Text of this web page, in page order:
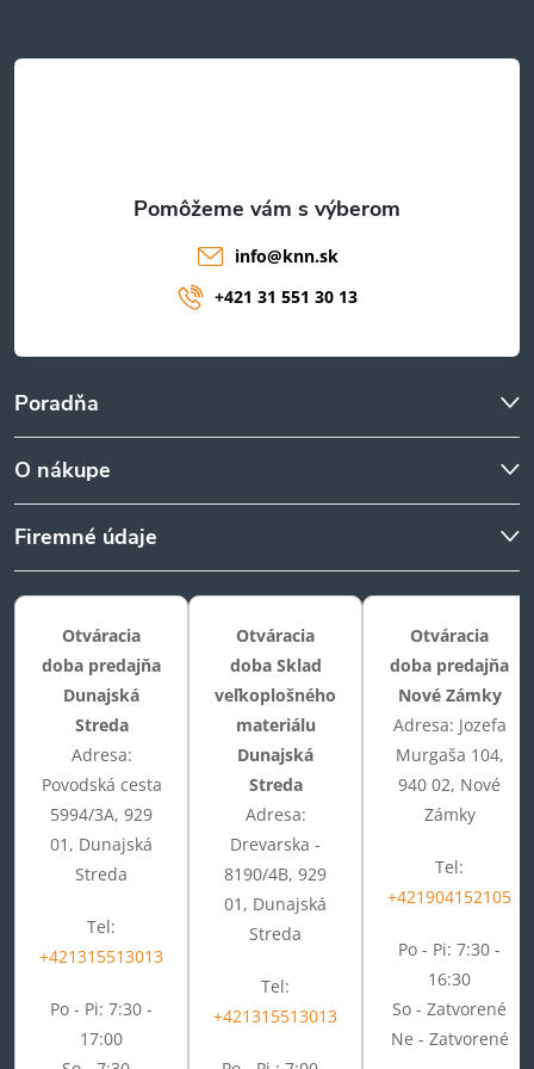
t
Poradňa
O nákupe
Firemné údaje
info@knn.sk
+421 31 551 30 13
Otváracia
doba predajňa
Dunajská
Streda
Adresa:
Povodská cesta
5994/3A, 929
01, Dunajská
Streda
Tel:
+421315513013
Po - Pi: 7:30 -
17:00
Otváracia
doba Sklad
veľkoplošného
materiálu
Dunajská
Streda
Adresa:
Drevarska -
8190/4B, 929
01, Dunajská
Streda
Tel:
+421315513013
Otváracia
doba predajňa
Nové Zámky
Adresa: Jozefa
Murgaša 104,
940 02, Nové
Zámky
Tel:
+421904152105
Po - Pi: 7:30 -
16:30
So - Zatvorené
Ne - Zatvorené